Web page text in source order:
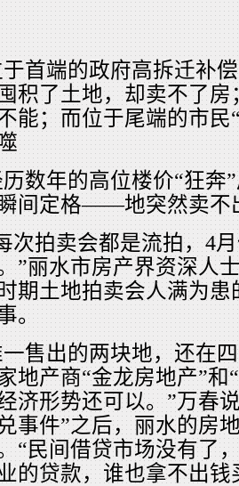
于首端的政府高拆迁补
积了土地，却卖不了
能；而位于尾端的市民
数年的高位楼价“狂奔
间定格——地突然卖不
次拍卖会都是流拍，4
”丽水市房产界资深人
期土地拍卖会人满为
。
一售出的两块地，还在
地产商“金龙房地产”和
济形势还可以。”万春
事件”之后，丽水的房
“民间借贷市场没有了
的贷款，谁也拿不出钱